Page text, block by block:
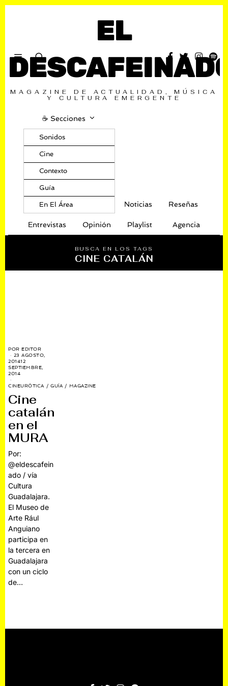
EL
MAGAZINE DE ACTUALIDAD, MÚSICA
Y CULTURA EMERGENTE
☕️ Secciones
Sonidos
Cine
Contexto
Guía
En El Área Noticias Reseñas
Entrevistas Opinión Playlist Agencia
BUSCA EN LOS TAGS
CINE CATALÁN
POREDITOR
23 AGOSTO,
201412
SEPTIEMBRE,
2014
CINEURÓTICA / GUÍA / MAGAZINE
Cine
catalán
en el
MURA
Por:
@eldescafein
ado / vía
Cultura
Guadalajara.
El Museo de
Arte Rául
Anguiano
participa en
la tercera en
Guadalajara
con un ciclo
de…